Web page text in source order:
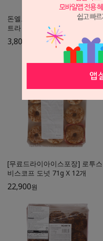
돈엘로이 초리조 팜플로나 엑스
트라 슬라이스 90g
3,800
[무료드라이아이스포장] 로투스
비스코프 도넛 71g X 12개
22,900원